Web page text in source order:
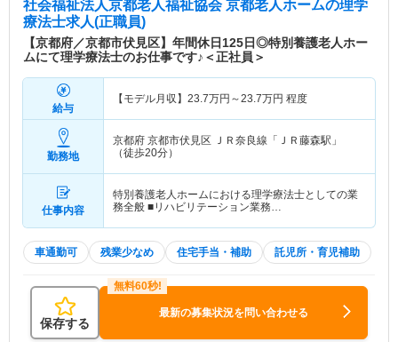
社会福祉法人京都老人福祉協会 京都老人ホームの理学
療法士求人(正職員)
【京都府／京都市伏見区】年間休日125日◎特別養護老人ホー
ムにて理学療法士のお仕事です♪＜正社員＞
給与
【モデル月収】 23.7万円～23.7万円 程度
勤務地
京都府 京都市伏見区
ＪＲ奈良線「ＪＲ藤森駅」
（徒歩20分）
仕事内容
特別養護老人ホームにおける理学療法士としての業
務全般 ■リハビリテーション業務…
車通勤可 残業少なめ 住宅手当・補助 託児所・育児補助
保存する
最新の募集状況を問い合わせる